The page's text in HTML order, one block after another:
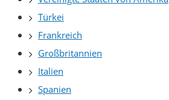
Türkei
Frankreich
Großbritannien
Italien
Spanien